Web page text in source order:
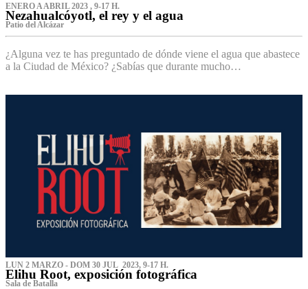
ENERO A ABRIL 2023 , 9-17 H.
Nezahualcóyotl, el rey y el agua
Patio del Alcázar
¿Alguna vez te has preguntado de dónde viene el agua que abastece
a la Ciudad de México? ¿Sabías que durante mucho…
LUN 2 MARZO - DOM 30 JUL 2023, 9-17 H.
Elihu Root, exposición fotográfica
Sala de Batalla